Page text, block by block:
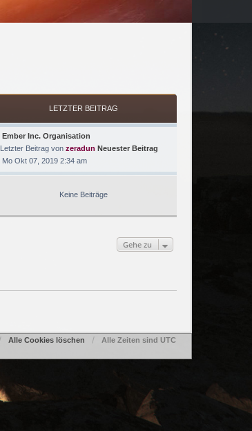
LETZTER BEITRAG
Ember Inc. Organisation
Letzter Beitrag vonzeradun Neuester Beitrag
Mo Okt 07, 2019 2:34 am
Keine Beiträge
Gehe zu
Alle Cookies löschen Alle Zeiten sind UTC